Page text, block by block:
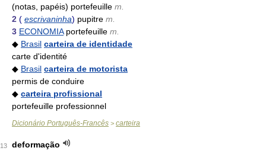
(notas, papéis) portefeuille m.
2 ( escrivaninha) pupitre m.
3 ECONOMIAportefeuille m.
◆ Brasil carteira de identidade
carte d'identité
◆ Brasil carteira de motorista
permis de conduire
◆ carteira profissional
portefeuille professionnel
Dicionário Português-Francês > carteira
13
deformação